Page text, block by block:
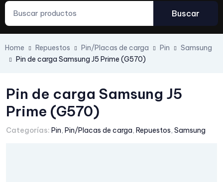
Buscar
Home Repuestos Pin/Placas de carga Pin
Samsung
Pin de carga Samsung J5 Prime (G570)
Pin de carga Samsung J5
Prime (G570)
Categorías: Pin, Pin/Placas de carga, Repuestos, Samsung